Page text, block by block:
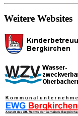
Weitere Websites